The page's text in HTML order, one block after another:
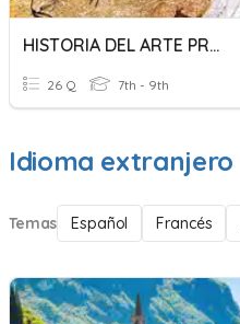
HISTORIA DEL ARTE PREHISTÓRICO
26 Q 7th - 9th
Idioma extranjero
Temas Español Francés